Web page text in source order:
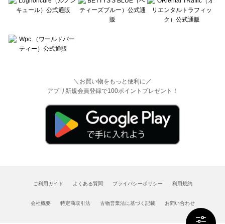
＼お買い物をもっと便利に／
アプリ新規会員登録で100ポイントプレゼント！
ご利用ガイド よくある質問 プライバシーポリシー 利用規約
会社概要 特定商取引法 古物営業法に基づく記載 お問い合わせ